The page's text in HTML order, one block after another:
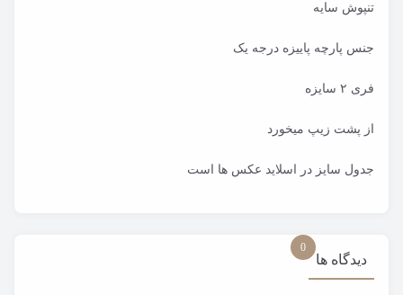
تنپوش سایه
جنس پارچه پاییزه درجه یک
فری ۲ سایزه
از پشت زیپ میخورد
جدول سایز در اسلاید عکس ها است
دیدگاه ها
0